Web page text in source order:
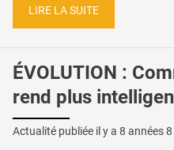
LIRE LA SUITE
ÉVOLUTION :
rend plus
Actualité publiée il y a 8 années